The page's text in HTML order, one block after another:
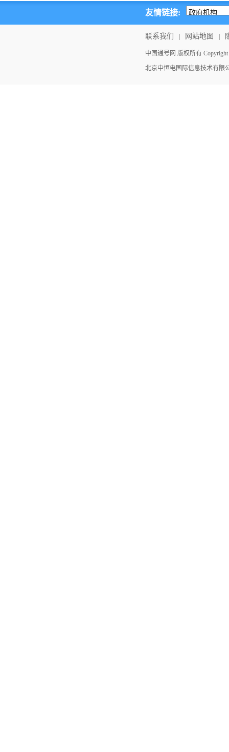
友情链接:
联系我们 网站地图
中国通号网 版权所有
北京中恒电国际信息技术有限